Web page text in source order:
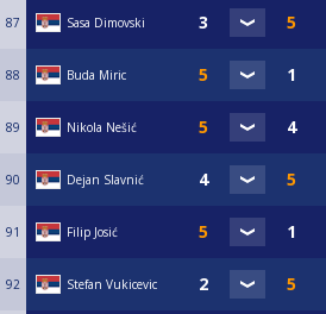
87 Sasa Dimovski
88 Buda Miric
89 Nikola Nešić
90 Dejan Slavnić
91 Filip Josić
92 Stefan Vukicevic